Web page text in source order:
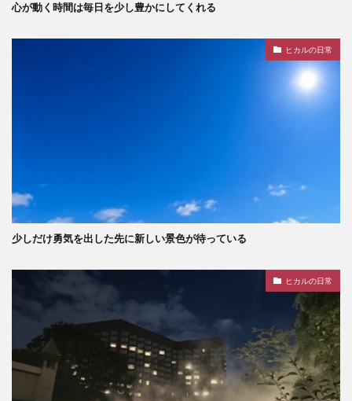
心が動く時間は毎日を少し豊かにしてくれる
ヒカルの日常
少しだけ勇気を出した先に新しい景色が待っている
ヒカルの日常